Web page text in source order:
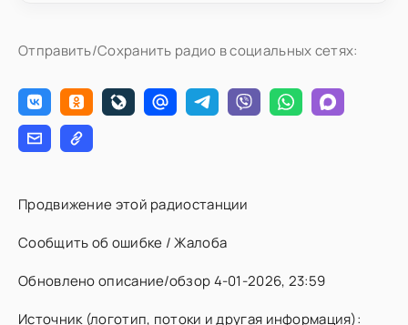
Отправить/Сохранить радио в социальных сетях:
Продвижение этой радиостанции
Сообщить об ошибке / Жалоба
Обновлено описание/обзор 4-01-2026, 23:59
Источник (логотип, потоки и другая информация):